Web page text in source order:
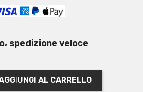
spedizione veloce
AL CARRELLO